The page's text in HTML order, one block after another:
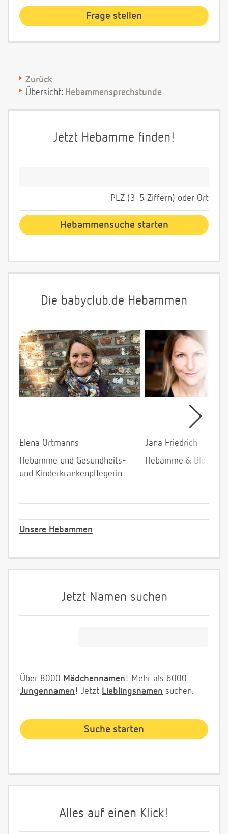
Zurück
Übersicht: Hebammensprechstunde
Jetzt Hebamme finden!
PLZ (3-5 Ziffern) oder Ort
Die babyclub.de Hebammen
Elena Ortmanns
Hebamme und Gesundheits-
und Kinderkrankenpflegerin
Jana Friedrich
Hebamme &
Unsere Hebammen
Jetzt Namen suchen
Über 8000 Mädchennamen! Mehr als 6000
Jungennamen! Jetzt Lieblingsnamen suchen.
Alles auf einen Klick!